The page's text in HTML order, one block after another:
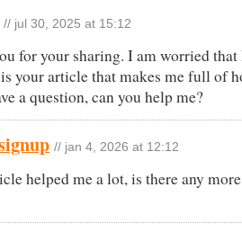
// jul 30, 2025 at 15:12
for your sharing. I am worried
your article that makes me full of
a question, can you help me?
// jan 4, 2026 at 12:12
helped me a lot, is there any